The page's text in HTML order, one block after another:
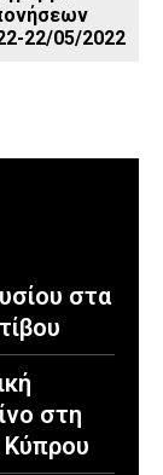
22/05/2022
στα
στη
Κύπρου